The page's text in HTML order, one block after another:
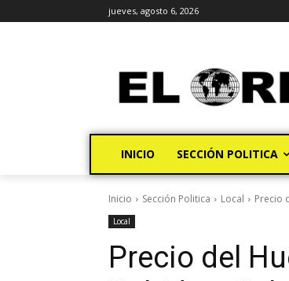
jueves, agosto 6, 2026
INICIO SECCIÓN POLITICA
Inicio Sección Politica Local Precio
Local
Precio del